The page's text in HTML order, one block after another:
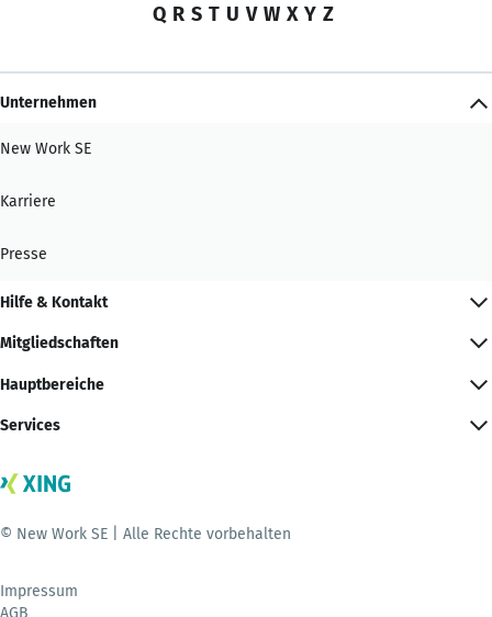
Q R S T U V W X Y Z
Unternehmen
New Work SE
Karriere
Presse
Hilfe & Kontakt
Mitgliedschaften
Hauptbereiche
Services
© New Work SE | Alle Rechte vorbehalten
Impressum
AGB